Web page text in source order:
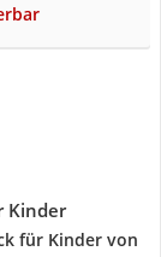
Kinder
für Kinder von